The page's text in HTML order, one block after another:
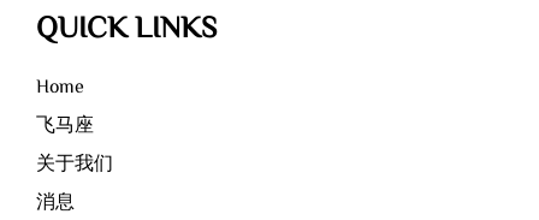
QUICK LINKS
Home
飞马座
关于我们
消息